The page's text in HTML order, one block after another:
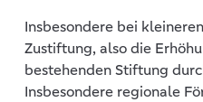
Insbesondere bei
Zustiftung, also die
bestehenden Stiftung
Insbesondere regionale